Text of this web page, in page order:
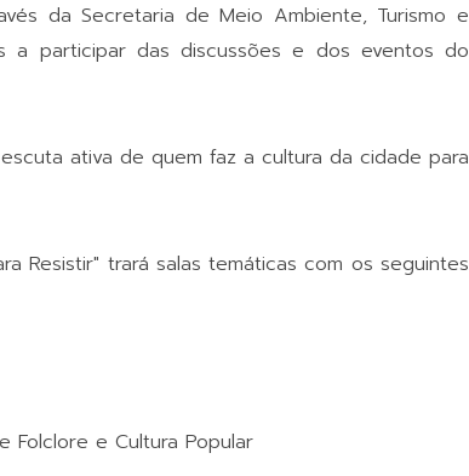
da Secretaria de Meio Ambiente, Turismo e
a participar das discussões e dos eventos do
ativa de quem faz a cultura da cidade para
Resistir" trará salas temáticas com os seguintes
Folclore e Cultura Popular